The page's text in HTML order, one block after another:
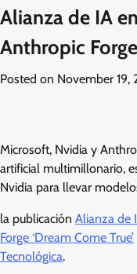
Alianza de IA
Anthropic Forge
Posted on November 19,
Microsoft, Nvidia y
artificial multimillonario,
Nvidia para llevar
la publicación Alianza de
Forge ‘Dream Come True’
Tecnológica.